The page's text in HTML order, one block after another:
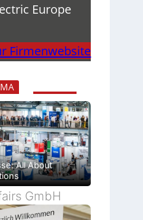
Europe
Firmenwebsite
All About
GmbH